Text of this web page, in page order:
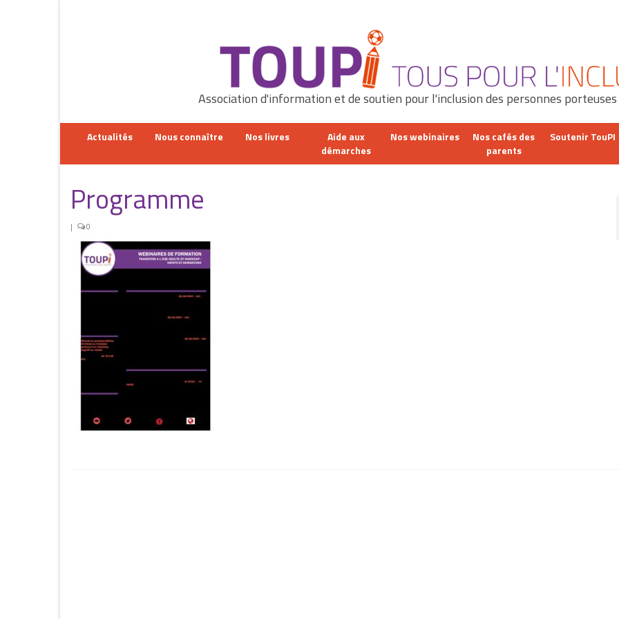
Association d'information et de soutien pour l'inclusion des personnes
Actualités Nous connaître Nos livres
Aide aux
démarches
Nos webinaires
Nos cafés des
parents
Soutenir TouPI
Programme
| 0